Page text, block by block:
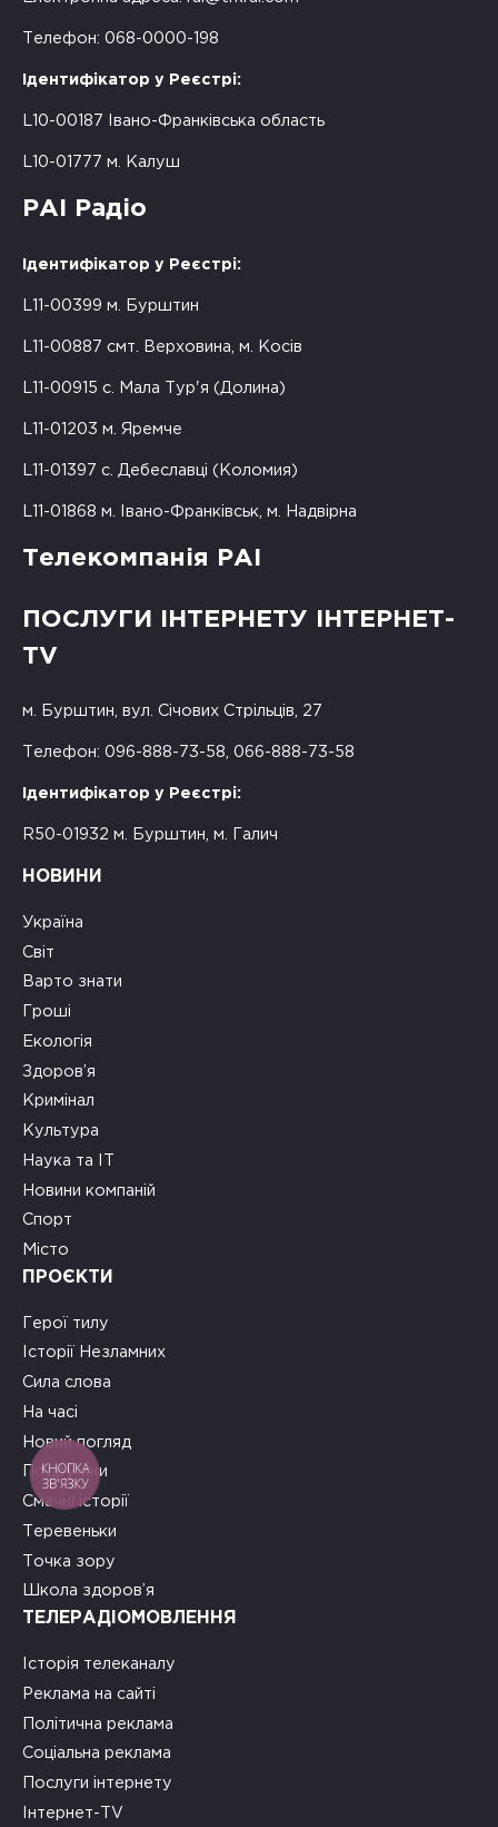
Телефон: 068-0000-198
Ідентифікатор у Реєстрі:
L10-00187 Івано-Франківська область
L10-01777 м. Калуш
РАІ Радіо
Ідентифікатор у Реєстрі:
L11-00399 м. Бурштин
L11-00887 смт. Верховина, м. Косів
L11-00915 с. Мала Тур'я (Долина)
L11-01203 м. Яремче
L11-01397 с. Дебеславці (Коломия)
L11-01868 м. Івано-Франківськ, м. Надвірна
Телекомпанія РАІ
ПОСЛУГИ ІНТЕРНЕТУ ІНТЕРНЕТ-
TV
м. Бурштин, вул. Січових Стрільців, 27
Телефон: 096-888-73-58, 066-888-73-58
Ідентифікатор у Реєстрі:
R50-01932 м. Бурштин, м. Галич
НОВИНИ
Україна
Світ
Варто знати
Гроші
Екологія
Здоров’я
Кримінал
Культура
Наука та ІТ
Новини компаній
Спорт
Місто
ПРОЄКТИ
Герої тилу
Історії Незламних
Сила слова
На часі
Новий погляд
Подружки
Смачні історії
Теревеньки
Точка зору
Школа здоров’я
ТЕЛЕРАДІОМОВЛЕННЯ
Історія телеканалу
Реклама на сайті
Політична реклама
Соціальна реклама
Послуги інтернету
Інтернет-TV
КНОПКА
ЗВ'ЯЗКУ